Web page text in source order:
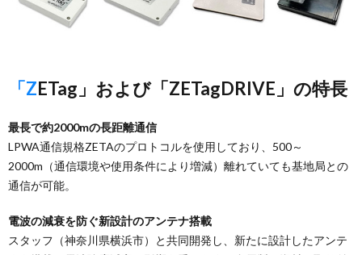
「ZETag」および「ZETagDRIVE」の特長
最長で約2000mの長距離通信
LPWA通信規格ZETAのプロトコルを使用しており、500～
2000m（通信環境や使用条件により増減）離れていても基地局との
通信が可能。
電波の減衰を防ぐ新設計のアンテナ搭載
スタッフ（神奈川県横浜市）と共同開発し、新たに設計したアンテ